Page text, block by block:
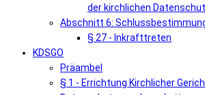
der kirchlichen
Abschnitt 6:
§ 27 - Inkrafttreten
KDSGO
Präambel
§ 1 - Errichtung Kirchlicher